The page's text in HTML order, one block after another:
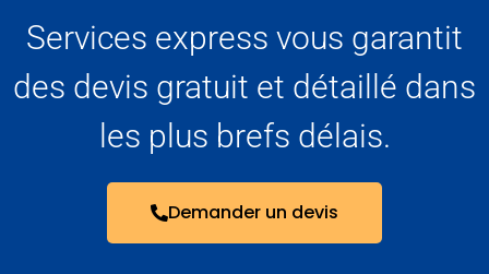
Services express vous garantit
des devis gratuit et détaillé dans
les plus brefs délais.
Demander un devis